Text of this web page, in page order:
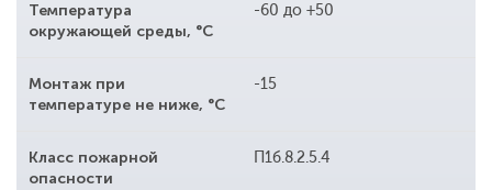
Температура
окружающей среды, °С
-60 до +50
Монтаж при
температуре не ниже, °С
-15
Класс пожарной
опасности
П1б.8.2.5.4